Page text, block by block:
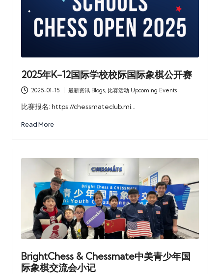
2025年K-12国际学校校际国际象棋公开赛
2025-01-15
Posted
in
最新资讯 Blogs, 比赛活动 Upcoming Events
比赛报名: https://chessmateclub.mi…
Read More
BrightChess & Chessmate中美青少年国
际象棋交流会小记